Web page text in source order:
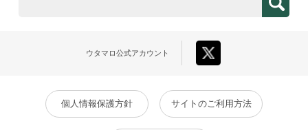
ウタマロ公式アカウント
個人情報保護方針 サイトのご利用方法